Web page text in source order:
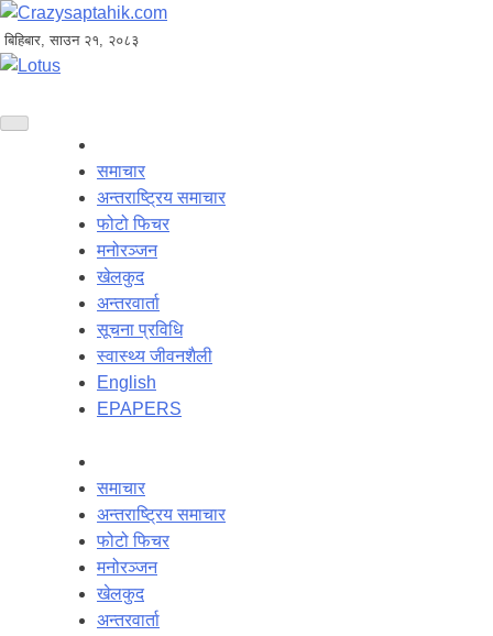
बिहिबार, साउन २१, २०८३
समाचार
अन्तराष्ट्रिय समाचार
फोटो फिचर
मनोरञ्जन
खेलकुद
अन्तरवार्ता
सूचना प्रविधि
स्वास्थ्य जीवनशैली
English
EPAPERS
समाचार
अन्तराष्ट्रिय समाचार
फोटो फिचर
मनोरञ्जन
खेलकुद
अन्तरवार्ता